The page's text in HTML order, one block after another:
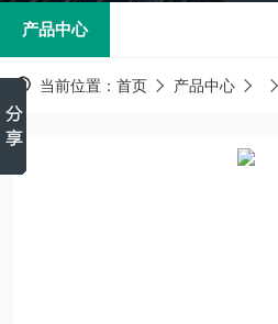
产品中心
当前位置： 首页 产品中心